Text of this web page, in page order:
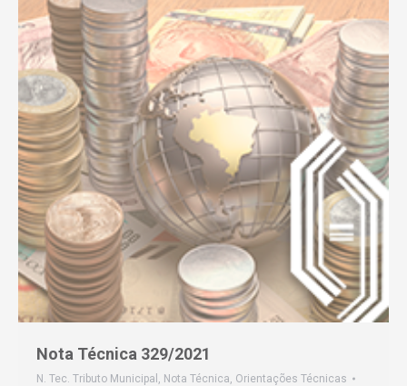
Nota Técnica 329/2021
N. Tec. Tributo Municipal , Nota Técnica, Orientações Técnicas